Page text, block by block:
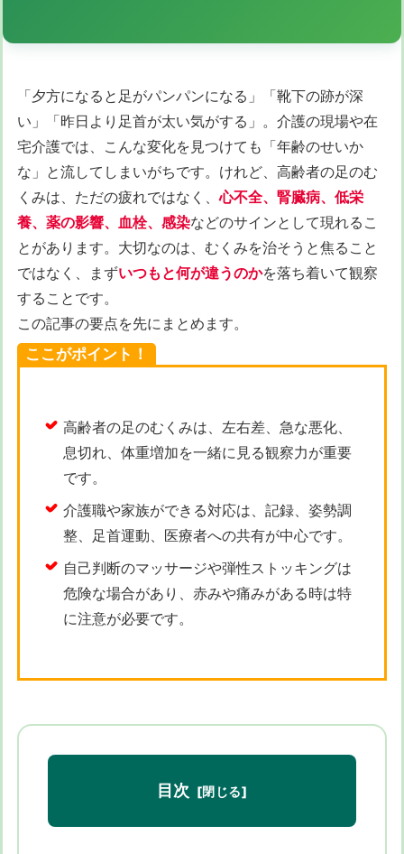
「夕方になると足がパンパンになる」「靴下の跡が深
い」「昨日より足首が太い気がする」。介護の現場や在
宅介護では、こんな変化を見つけても「年齢のせいか
な」と流してしまいがちです。けれど、高齢者の足のむ
くみは、ただの疲れではなく、心不全、腎臓病、低栄
養、薬の影響、血栓、感染などのサインとして現れるこ
とがあります。大切なのは、むくみを治そうと焦ること
ではなく、まずいつもと何が違うのかを落ち着いて観察
することです。
この記事の要点を先にまとめます。
ここがポイント！
高齢者の足のむくみは、左右差、急な悪化、
息切れ、体重増加を一緒に見る観察力が重要
です。
介護職や家族ができる対応は、記録、姿勢調
整、足首運動、医療者への共有が中心です。
自己判断のマッサージや弾性ストッキングは
危険な場合があり、赤みや痛みがある時は特
に注意が必要です。
目次